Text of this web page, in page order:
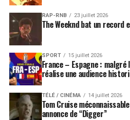
RAP-RNB 23 juillet 2026
The Weeknd bat un record
SPORT 15 juillet 2026
France – Espagne :
réalise une audience
TÉLÉ / CINÉMA 14 juillet 2026
Tom Cruise
annonce de “Digger”